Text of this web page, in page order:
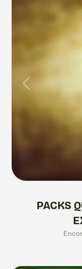
Previous
PACKS